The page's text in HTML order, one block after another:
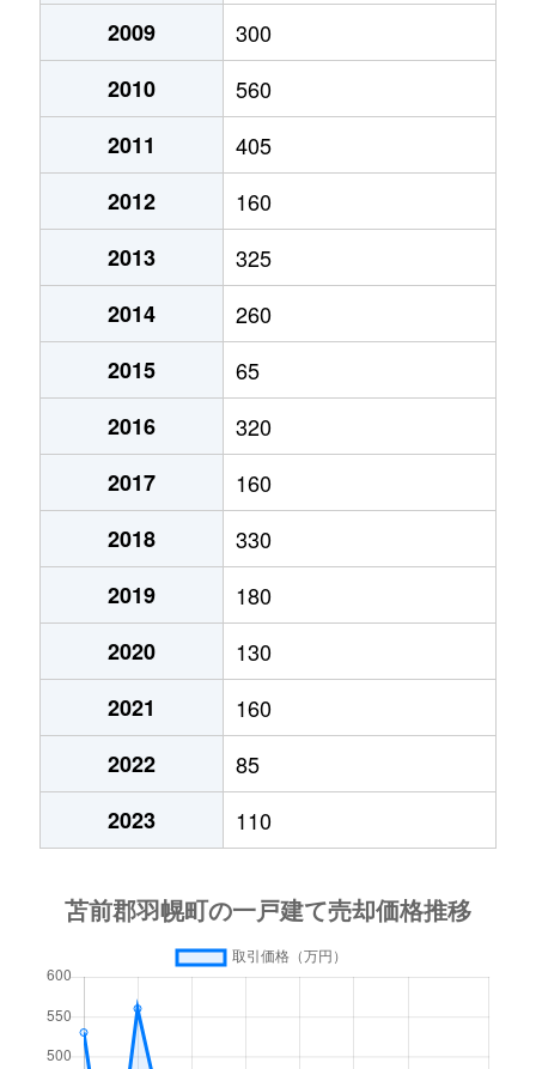
2009
300
2010
560
2011
405
2012
160
2013
325
2014
260
2015
65
2016
320
2017
160
2018
330
2019
180
2020
130
2021
160
2022
85
2023
110